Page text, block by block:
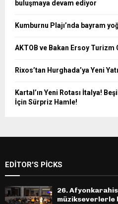
buluşmaya devam ediyor
Kumburnu Plajı’nda bayram
AKTOB ve Bakan Ersoy
Rixos’tan Hurghada’ya Yeni
Kartal’ın Yeni Rotası İtalya!
İçin Sürpriz Hamle!
EDITOR'S PICKS
26.
müzikseverlerle